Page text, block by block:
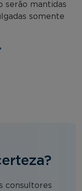
serão mantidas
somente
consultores